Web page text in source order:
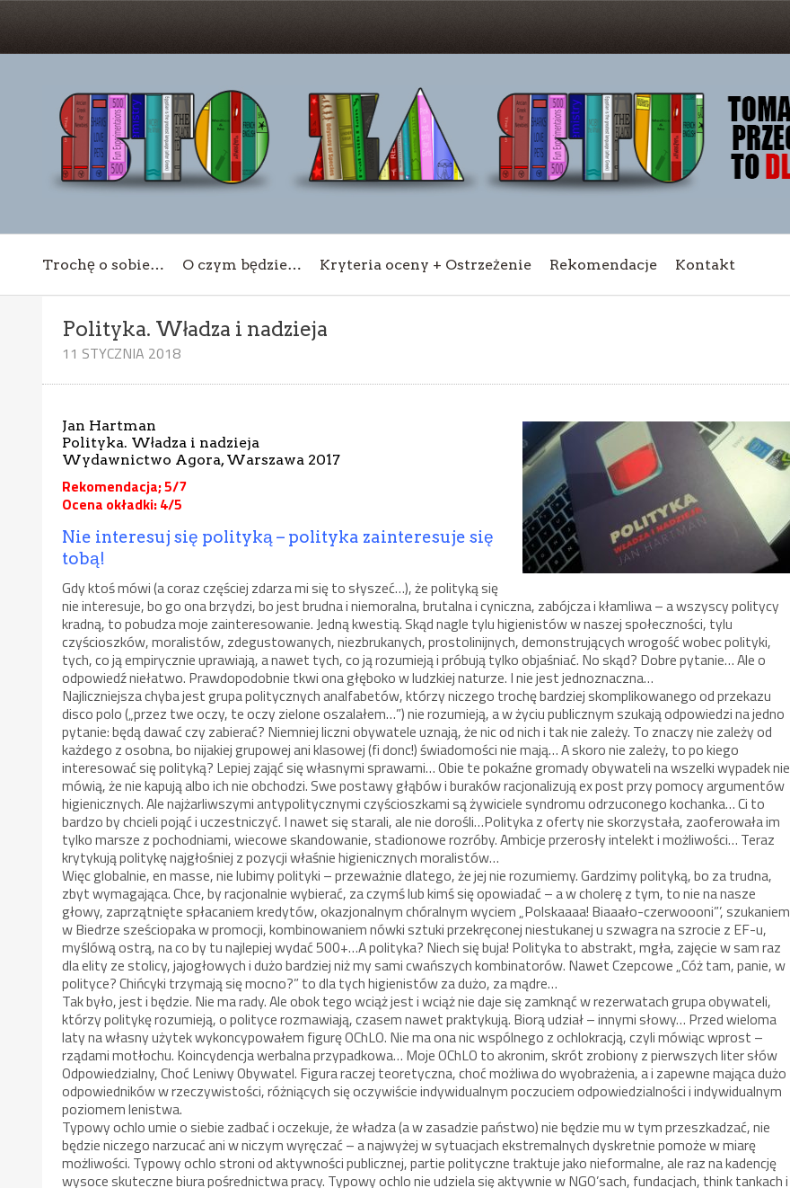
Trochę o sobie… O czym będzie… Kryteria oceny + Ostrzeżenie Rekomendacje Kontakt
Polityka. Władza i nadzieja
11 STYCZNIA 2018
Jan Hartman
Polityka. Władza i nadzieja
Wydawnictwo Agora, Warszawa 2017
Rekomendacja; 5/7
Ocena okładki: 4/5
Nie interesuj się polityką – polityka zainteresuje się
tobą!
Gdy ktoś mówi (a coraz częściej zdarza mi się to słyszeć…), że polityką się
nie interesuje, bo go ona brzydzi, bo jest brudna i niemoralna, brutalna i cyniczna, zabójcza i kłamliwa – a wszyscy politycy
kradną, to pobudza moje zainteresowanie. Jedną kwestią. Skąd nagle tylu higienistów w naszej społeczności, tylu
czyścioszków, moralistów, zdegustowanych, niezbrukanych, prostolinijnych, demonstrujących wrogość wobec polityki,
tych, co ją empirycznie uprawiają, a nawet tych, co ją rozumieją i próbują tylko objaśniać. No skąd? Dobre pytanie… Ale o
odpowiedź niełatwo. Prawdopodobnie tkwi ona głęboko w ludzkiej naturze. I nie jest jednoznaczna…
Najliczniejsza chyba jest grupa politycznych analfabetów, którzy niczego trochę bardziej skomplikowanego od przekazu
disco polo („przez twe oczy, te oczy zielone oszalałem…”) nie rozumieją, a w życiu publicznym szukają odpowiedzi na jedno
pytanie: będą dawać czy zabierać? Niemniej liczni obywatele uznają, że nic od nich i tak nie zależy. To znaczy nie zależy od
każdego z osobna, bo nijakiej grupowej ani klasowej (fi donc!) świadomości nie mają… A skoro nie zależy, to po kiego
interesować się polityką? Lepiej zająć się własnymi sprawami… Obie te pokaźne gromady obywateli na wszelki wypadek nie
mówią, że nie kapują albo ich nie obchodzi. Swe postawy głąbów i buraków racjonalizują ex post przy pomocy argumentów
higienicznych. Ale najżarliwszymi antypolitycznymi czyścioszkami są żywiciele syndromu odrzuconego kochanka… Ci to
bardzo by chcieli pojąć i uczestniczyć. I nawet się starali, ale nie dorośli…Polityka z oferty nie skorzystała, zaoferowała im
tylko marsze z pochodniami, wiecowe skandowanie, stadionowe rozróby. Ambicje przerosły intelekt i możliwości… Teraz
krytykują politykę najgłośniej z pozycji właśnie higienicznych moralistów…
Więc globalnie, en masse, nie lubimy polityki – przeważnie dlatego, że jej nie rozumiemy. Gardzimy polityką, bo za trudna,
zbyt wymagająca. Chce, by racjonalnie wybierać, za czymś lub kimś się opowiadać – a w cholerę z tym, to nie na nasze
głowy, zaprzątnięte spłacaniem kredytów, okazjonalnym chóralnym wyciem „Polskaaaa! Biaaało-czerwoooni”’, szukaniem
w Biedrze sześciopaka w promocji, kombinowaniem nówki sztuki przekręconej niestukanej u szwagra na szrocie z EF-u,
myślówą ostrą, na co by tu najlepiej wydać 500+…A polityka? Niech się buja! Polityka to abstrakt, mgła, zajęcie w sam raz
dla elity ze stolicy, jajogłowych i dużo bardziej niż my sami cwańszych kombinatorów. Nawet Czepcowe „Cóż tam, panie, w
polityce? Chińcyki trzymają się mocno?” to dla tych higienistów za dużo, za mądre…
Tak było, jest i będzie. Nie ma rady. Ale obok tego wciąż jest i wciąż nie daje się zamknąć w rezerwatach grupa obywateli,
którzy politykę rozumieją, o polityce rozmawiają, czasem nawet praktykują. Biorą udział – innymi słowy… Przed wieloma
laty na własny użytek wykoncypowałem figurę OChLO. Nie ma ona nic wspólnego z ochlokracją, czyli mówiąc wprost –
rządami motłochu. Koincydencja werbalna przypadkowa… Moje OChLO to akronim, skrót zrobiony z pierwszych liter słów
Odpowiedzialny, Choć Leniwy Obywatel. Figura raczej teoretyczna, choć możliwa do wyobrażenia, a i zapewne mająca dużo
odpowiedników w rzeczywistości, różniących się oczywiście indywidualnym poczuciem odpowiedzialności i indywidualnym
poziomem lenistwa.
Typowy ochlo umie o siebie zadbać i oczekuje, że władza (a w zasadzie państwo) nie będzie mu w tym przeszkadzać, nie
będzie niczego narzucać ani w niczym wyręczać – a najwyżej w sytuacjach ekstremalnych dyskretnie pomoże w miarę
możliwości. Typowy ochlo stroni od aktywności publicznej, partie polityczne traktuje jako nieformalne, ale raz na kadencję
wysoce skuteczne biura pośrednictwa pracy. Typowy ochlo nie udziela się aktywnie w NGO’sach, fundacjach, think tankach i